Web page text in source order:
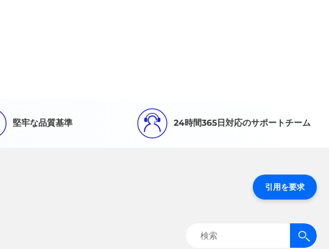
堅牢な品質基準 24時間365日対応のサポートチーム
引用を要求
検